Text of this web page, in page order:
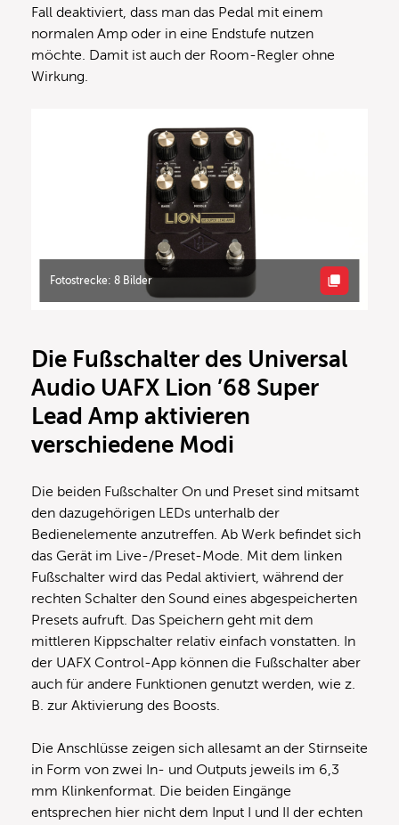
Fall deaktiviert, dass man das Pedal mit einem
normalen Amp oder in eine Endstufe nutzen
möchte. Damit ist auch der Room-Regler ohne
Wirkung.
Fotostrecke: 8 Bilder
Die Fußschalter des Universal
Audio UAFX Lion ’68 Super
Lead Amp aktivieren
verschiedene Modi
Die beiden Fußschalter On und Preset sind mitsamt
den dazugehörigen LEDs unterhalb der
Bedienelemente anzutreffen. Ab Werk befindet sich
das Gerät im Live-/Preset-Mode. Mit dem linken
Fußschalter wird das Pedal aktiviert, während der
rechten Schalter den Sound eines abgespeicherten
Presets aufruft. Das Speichern geht mit dem
mittleren Kippschalter relativ einfach vonstatten. In
der UAFX Control-App können die Fußschalter aber
auch für andere Funktionen genutzt werden, wie z.
B. zur Aktivierung des Boosts.
Die Anschlüsse zeigen sich allesamt an der Stirnseite
in Form von zwei In- und Outputs jeweils im 6,3
mm Klinkenformat. Die beiden Eingänge
entsprechen hier nicht dem Input I und II der echten